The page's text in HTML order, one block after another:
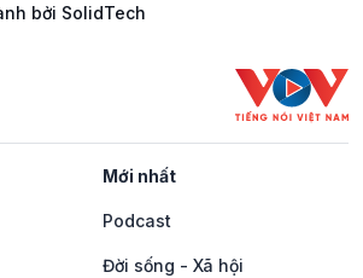
bởi SolidTech
Mới nhất
Podcast
Đời sống - Xã hội